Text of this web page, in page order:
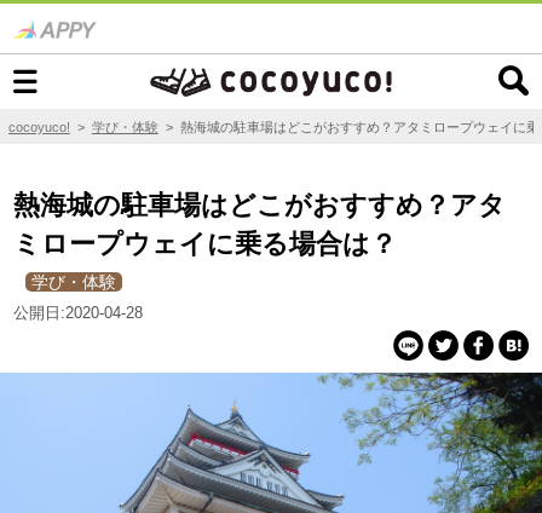
cocoyuco! > 学び・体験> 熱海城の駐車場はどこがおすすめ？アタミロープウェイに
熱海城の駐車場はどこがおすすめ？アタ
ミロープウェイに乗る場合は？
学び・体験
公開日:2020-04-28